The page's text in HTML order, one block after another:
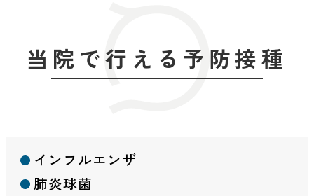
当院で行える予防接種
インフルエンザ
肺炎球菌